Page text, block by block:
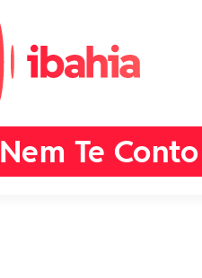
Nem Te Conto